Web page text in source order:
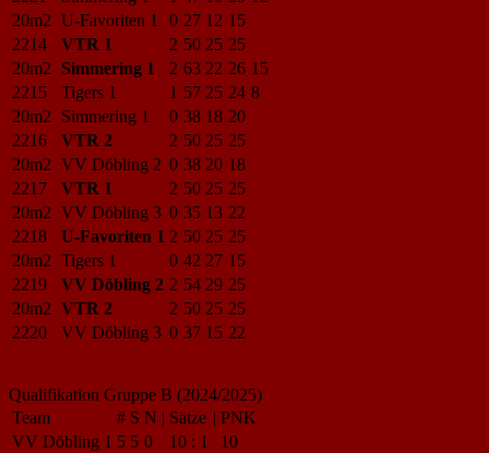
20m2 U-Favoriten 1 0 27 12 15
2214
VTR 1 2 50 25 25
20m2
Simmering 1 2 63 22 26 15
2215
Tigers 1 1 57 25 24 8
20m2
Simmering 1 0 38 18 20
2216
VTR 2 2 50 25 25
20m2 VV Döbling 2 0 38 20 18
2217
VTR 1 2 50 25 25
20m2 VV Döbling 3 0 35 13 22
2218
U-Favoriten 1 2 50 25 25
20m2 Tigers 1 0 42 27 15
2219
VV Döbling 2 2 54 29 25
20m2 VTR 2 2 50 25 25
2220
VV Döbling 3 0 37 15 22
Qualifikation Gruppe B (2024/2025)
Team
# S N | Sätze | PNK
VV Döbling 1 5 5 0 10 : 1
10